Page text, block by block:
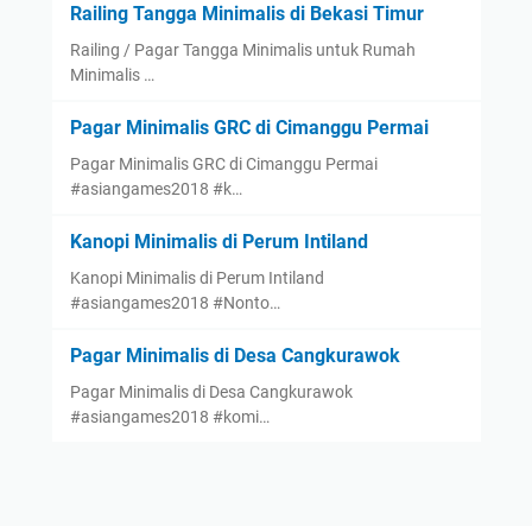
Railing Tangga Minimalis di Bekasi Timur
Railing / Pagar Tangga Minimalis untuk Rumah
Minimalis …
Pagar Minimalis GRC di Cimanggu Permai
Pagar Minimalis GRC di Cimanggu Permai
#asiangames2018 #k…
Kanopi Minimalis di Perum Intiland
Kanopi Minimalis di Perum Intiland
#asiangames2018 #Nonto…
Pagar Minimalis di Desa Cangkurawok
Pagar Minimalis di Desa Cangkurawok
#asiangames2018 #komi…